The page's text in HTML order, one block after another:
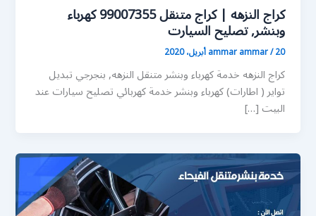
كراج النزهه | كراج متنقل 99007355 كهرباء
وبنشر, تصليح السيارت
ammar ammar/20 أبريل، 2020
كراج النزهه خدمة كهرباء وبنشر متنقل النزهه, بنجرجي تبديل
تواير ( اطارات) كهرباء وبنشر خدمة كهربائي تصليح سيارات عند
البيت […]